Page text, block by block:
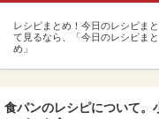
食パンのレシピについて。